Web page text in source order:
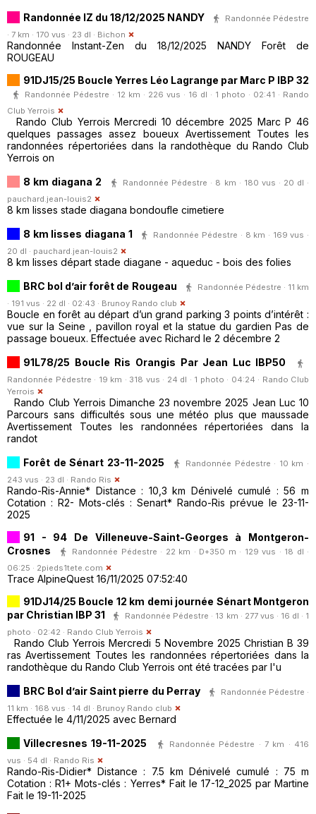
Randonnée IZ du 18/12/2025 NANDY
Randonnée Pédestre
· 7 km · 170 vus · 23 dl · Bichon
Randonnée Instant-Zen du 18/12/2025 NANDY Forêt de
ROUGEAU
91DJ15/25 Boucle Yerres Léo Lagrange par Marc P IBP 32
Randonnée Pédestre · 12 km · 226 vus · 16 dl · 1 photo · 02:41 · Rando
Club Yerrois
Rando Club Yerrois Mercredi 10 décembre 2025 Marc P 46
quelques passages assez boueux Avertissement Toutes les
randonnées répertoriées dans la randothèque du Rando Club
Yerrois on
8 km diagana 2
Randonnée Pédestre · 8 km · 180 vus · 20 dl ·
pauchard.jean-louis2
8 km lisses stade diagana bondoufle cimetiere
8 km lisses diagana 1
Randonnée Pédestre · 8 km · 169 vus ·
20 dl · pauchard.jean-louis2
8 km lisses départ stade diagane - aqueduc - bois des folies
BRC bol d’air forêt de Rougeau
Randonnée Pédestre · 11 km
· 191 vus · 22 dl · 02:43 · Brunoy Rando club
Boucle en forêt au départ d’un grand parking 3 points d’intérêt :
vue sur la Seine , pavillon royal et la statue du gardien Pas de
passage boueux. Effectuée avec Richard le 2 décembre 2
91L78/25 Boucle Ris Orangis Par Jean Luc IBP50
Randonnée Pédestre · 19 km · 318 vus · 24 dl · 1 photo · 04:24 · Rando Club
Yerrois
Rando Club Yerrois Dimanche 23 novembre 2025 Jean Luc 10
Parcours sans difficultés sous une météo plus que maussade
Avertissement Toutes les randonnées répertoriées dans la
randot
Forêt de Sénart 23-11-2025
Randonnée Pédestre · 10 km ·
243 vus · 23 dl · Rando Ris
Rando-Ris-Annie* Distance : 10,3 km Dénivelé cumulé : 56 m
Cotation : R2- Mots-clés : Senart* Rando-Ris prévue le 23-11-
2025
91 - 94 De Villeneuve-Saint-Georges à Montgeron-
Crosnes
Randonnée Pédestre · 22 km · D+350 m · 129 vus · 18 dl ·
06:25 · 2pieds1tete.com
Trace AlpineQuest 16/11/2025 07:52:40
91DJ14/25 Boucle 12 km demi journée Sénart Montgeron
par Christian IBP 31
Randonnée Pédestre · 13 km · 277 vus · 16 dl · 1
photo · 02:42 · Rando Club Yerrois
Rando Club Yerrois Mercredi 5 Novembre 2025 Christian B 39
ras Avertissement Toutes les randonnées répertoriées dans la
randothèque du Rando Club Yerrois ont été tracées par l'u
BRC Bol d’air Saint pierre du Perray
Randonnée Pédestre ·
11 km · 168 vus · 14 dl · Brunoy Rando club
Effectuée le 4/11/2025 avec Bernard
Villecresnes 19-11-2025
Randonnée Pédestre · 7 km · 416
vus · 54 dl · Rando Ris
Rando-Ris-Didier* Distance : 7.5 km Dénivelé cumulé : 75 m
Cotation : R1+ Mots-clés : Yerres* Fait le 17-12_2025 par Martine
Fait le 19-11-2025